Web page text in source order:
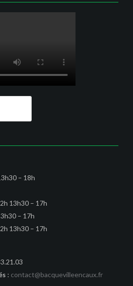
– 18h
13h30 – 17h
– 17h
13h30 – 17h
: contact@bacquevilleencaux.fr